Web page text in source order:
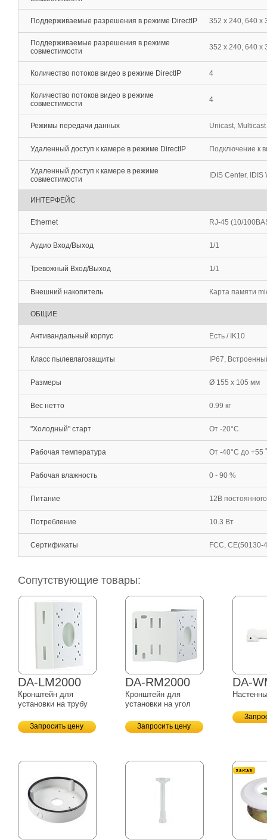
Поддерживаемые разрешения в режиме DirectIP 352 x 240, 640 x
Поддерживаемые разрешения в режиме
совместимости
352 x 240, 640 х
Количество потоков видео в режиме DirectIP 4
Количество потоков видео в режиме
совместимости
4
Режимы передачи данных Unicast, Multicast
Удаленный доступ к камере в режиме DirectIP Подключение к
Удаленный доступ к камере в режиме
совместимости
IDIS Center,
ИНТЕРФЕЙС
Ethernet RJ-45 (10/
Аудио Вход/Выход 1/1
Тревожный Вход/Выход 1/1
Внешний накопитель Карта памяти
ОБЩИЕ
Антивандальный корпус Есть / IK10
Класс пылевлагозащиты IP67,
Размеры Ø 155 x 105 мм
Вес нетто 0.99 кг
"Холодный" старт От -20°С
Рабочая температура От -40°С до +55
Рабочая влажность 0 - 90 %
Питание 12В
Потребление 10.3 Вт
Сертификаты FCC, CE(50130-
Сопутствующие товары:
DA-LM2000
Кронштейн для
установки на трубу
Запросить цену
DA-RM2000
Кронштейн для
установки на угол
Запросить цену
DA-